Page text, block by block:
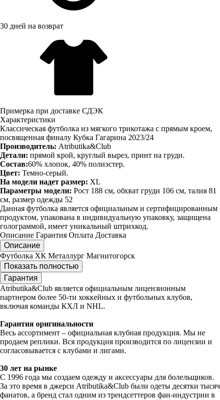
30 дней на возврат
Примерка при доставке СДЭК
Характеристики
Классическая футболка из мягкого трикотажа с прямым кроем,
посвященная финалу Кубка Гагарина 2023/24
Производитель: Atributika&Club
Детали: прямой крой, круглый вырез, принт на груди.
Состав:60% хлопок, 40% полиэстер.
Цвет: Темно-серый.
На модели надет размер: XL
Параметры модели: Рост 188 см, обхват груди 106 см, талия 81
см, размер одежды 52
Данная футболка является официальным и сертифицированным
продуктом, упакована в индивидуальную упаковку, защищена
голограммой, имеет уникальный штрихкод.
Описание Гарантия Оплата Доставка
Описание
Футболка ХК Металлург Магнитогорск
Показать полностью
Гарантия
Atributika&Club является официальным лицензионным
партнером более 50-ти хоккейных и футбольных клубов,
включая команды КХЛ и NHL.
Гарантия оригинальности
Весь ассортимент – официальная клубная продукция. Мы не
продаем реплики. Вся продукция производится по лицензии и
согласовывается с клубами и лигами.
30 лет на рынке
С 1996 года мы создаем одежду и аксессуары для болельщиков.
За это время в джерси Atributika&Club были одеты десятки тысяч
фанатов, а бренд стал одним из трендсеттеров фан-индустрии в